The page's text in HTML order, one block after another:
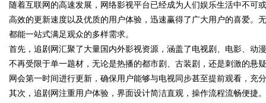
uz
随着互联网的高速发展，网络影视平台已经成为人们娱乐生活中不可
高效的更新速度以及优质的用户体验，迅速赢得了广大用户的喜爱。
都能一站式满足观众的多样需求。
首先，追剧网汇聚了大量国内外影视资源，涵盖了电视剧、电影、动
不再受限于单一题材，无论是热播的都市剧、古装剧，还是刺激的悬
网会第一时间进行更新，确保用户能够与电视同步甚至提前观看，充
其次，追剧网注重用户体验，界面设计简洁直观，操作流程流畅便捷
公司董事长陈世超 代材料革命